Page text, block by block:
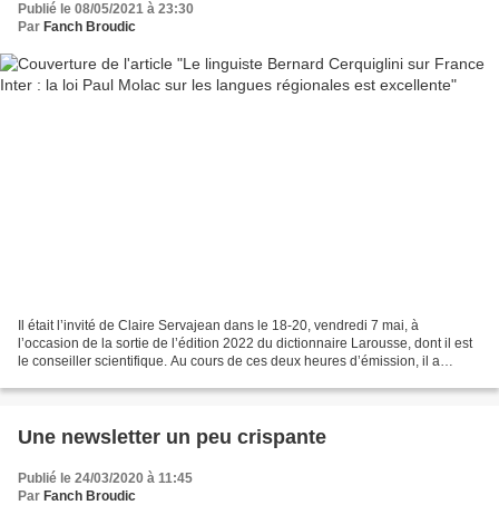
Publié le 08/05/2021 à 23:30
Par Fanch Broudic
Il était l’invité de Claire Servajean dans le 18-20, vendredi 7 mai, à
l’occasion de la sortie de l’édition 2022 du dictionnaire Larousse, dont il est
le conseiller scientifique. Au cours de ces deux heures d’émission, il a
Une newsletter un peu crispante
Publié le 24/03/2020 à 11:45
Par Fanch Broudic